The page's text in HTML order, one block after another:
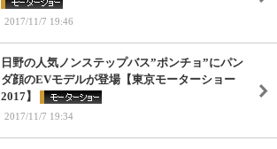
2017/11/7 19:46
日野の人気ノンステップバス”ポンチョ”にパン
ダ顔のEVモデルが登場【東京モーターショー
2017】
2017/11/7 19:34